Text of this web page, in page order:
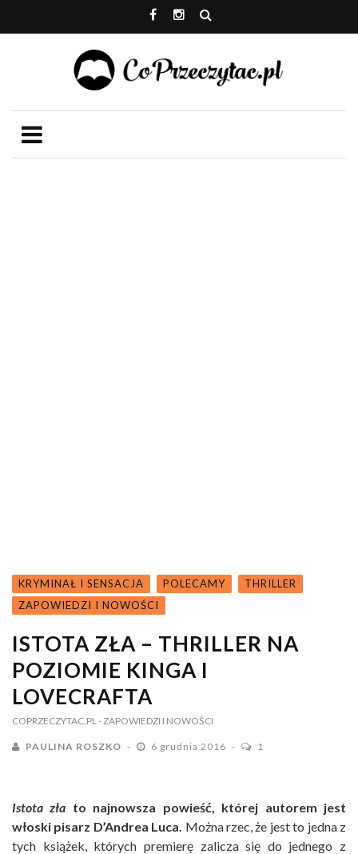
KRYMINAŁ I SENSACJA POLECAMY
THRILLER
ZAPOWIEDZI I NOWOŚCI
ISTOTA ZŁA – THRILLER NA
POZIOMIE KINGA I
LOVECRAFTA
COPRZECZYTAC.PL - ZAPOWIEDZI I NOWOŚCI
PAULINA ROSZKO 6 grudnia 2016 1
Istota zła to najnowsza powieść, której autorem jest
włoski pisarz D’Andrea Luca. Można rzec, że jest to jedna z
tych książek, których premierę zalicza się do jednego z